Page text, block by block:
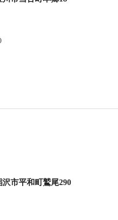
市平和町鷲尾290